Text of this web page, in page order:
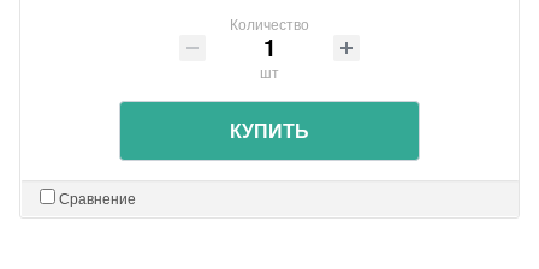
Количество
шт
КУПИТЬ
Сравнение